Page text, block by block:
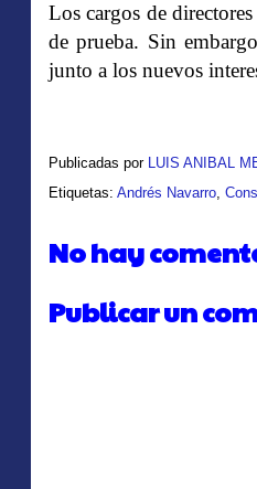
Los cargos de
de prueba. Sin
junto a los nuevos
Publicadas por LUIS ANIBAL
Etiquetas: Andrés Navarro,
No hay
Publicar un